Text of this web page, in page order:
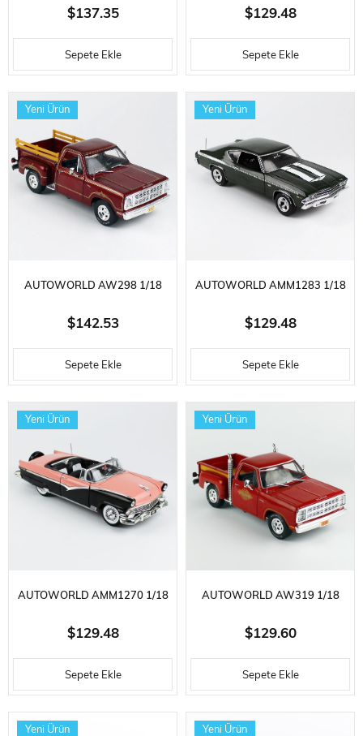
ÖLÇEK, 1968 CHEVROLET C10
KAMYONET, STEPSIDE, KIRMIZI,
SERGILEMEYE HAZIR METAL
ARABA MODELI
$137.35
Sepete Ekle
ÖLÇEK, 1980 DODGE D150
PICK-M-UP UTILINE
KAMYONET, SIYAH VE DESENLI
ÇIKARTMALI, SERGILEMEYE
$129.48
Sepete Ekle
AUTOWORLD AW298 1/18
ÖLÇEK, 1979 DODGE D100
STEPSIDE WARLOCK II
KAMYONET, MARON,
SERGILEMEYE HAZIR METAL
$142.53
Sepete Ekle
Yeni Ürün
AUTOWORLD AMM1283 1/18
ÖLÇEK, 1969 YENKO
PERFORMANCE CHEVY
CHEVELLE HARDTOP, KOYU
YEŞIL, SERGILEMEYE HAZIR
$129.48
Sepete Ekle
Yeni Ürün
AUTOWORLD AMM1270 1/18
ÖLÇEK, 1956 FORD FAIRLANE
SUNLINER, PEMBE VE SIYAH,
SERGILEMEYE HAZIR METAL
ARABA MODELI
$129.48
Sepete Ekle
Yeni Ürün
AUTOWORLD AW319 1/18
ÖLÇEK, 1979 DODGE UT-LINE
PICKUP, L'IL RED TRUCK,
SERGILEMEYE HAZIR METAL
ARABA MODELI
$129.60
Sepete Ekle
Yeni Ürün
Yeni Ürün Yeni Ürün